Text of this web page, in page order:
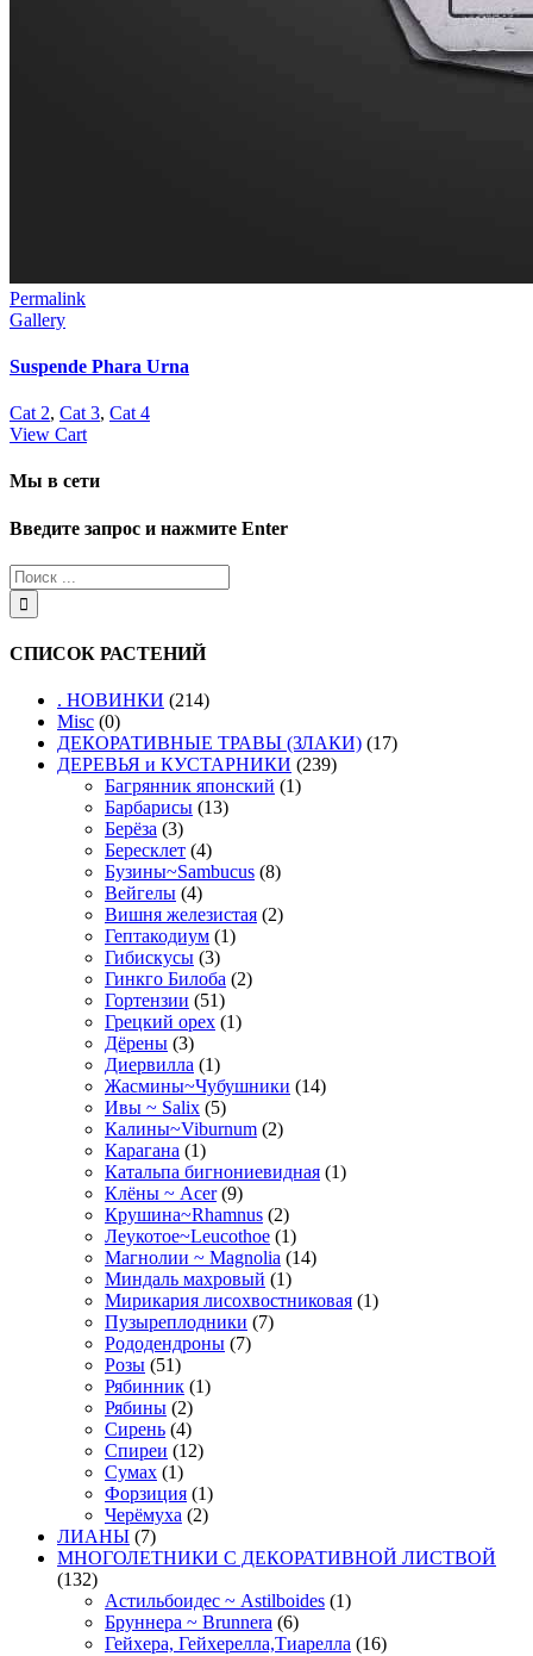
Permalink
Gallery
Suspende Phara Urna
Cat 2, Cat 3, Cat 4
View Cart
Мы в сети
Введите запрос и нажмите Enter
СПИСОК РАСТЕНИЙ
. НОВИНКИ (214)
Misc (0)
ДЕКОРАТИВНЫЕ ТРАВЫ (ЗЛАКИ) (17)
ДЕРЕВЬЯ и КУСТАРНИКИ (239)
Багрянник японский (1)
Барбарисы (13)
Берёза (3)
Бересклет (4)
Бузины~Sambucus (8)
Вейгелы (4)
Вишня железистая (2)
Гептакодиум (1)
Гибискусы (3)
Гинкго Билоба (2)
Гортензии (51)
Грецкий орех (1)
Дёрены (3)
Диервилла (1)
Жасмины~Чубушники (14)
Ивы ~ Salix (5)
Калины~Viburnum (2)
Карагана (1)
Катальпа бигнониевидная (1)
Клёны ~ Acer (9)
Крушина~Rhamnus (2)
Леукотое~Leucothoe (1)
Магнолии ~ Magnolia (14)
Миндаль махровый (1)
Мирикария лисохвостниковая (1)
Пузыреплодники (7)
Рододендроны (7)
Розы (51)
Рябинник (1)
Рябины (2)
Сирень (4)
Спиреи (12)
Сумах (1)
Форзиция (1)
Черёмуха (2)
ЛИАНЫ (7)
МНОГОЛЕТНИКИ С ДЕКОРАТИВНОЙ ЛИСТВОЙ
(132)
Астильбоидес ~ Astilboides (1)
Бруннера ~ Brunnera (6)
Гейхера, Гейхерелла,Тиарелла (16)